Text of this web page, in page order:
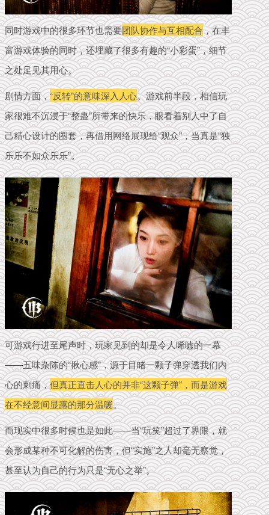
同时游戏中的很多环节也需要团队协作与互相配合，在丰
富游戏体验的同时，还埋藏了很多有趣的“小彩蛋”，细节
之处足见其用心。
剧情方面，“反转”的意味深入人心。游戏前半段，相信玩
家很难不沉浸于“整蛊”所带来的快乐，眼看着别人中了自
己精心设计的圈套，再借用网络展现给“观众”，当真是“独
乐乐不如众乐乐”。
可游戏行进至尾声时，玩家见到的却是令人唏嘘的一幕
——五味杂陈的“揪心感”，源于目睹一颗子弹穿透我们内
心的刺痛，但真正直击人心的并非“这颗子弹”，而是游戏
在不经意间显露的那分温暖。
而现实中很多时候也是如此——当“玩笑”超过了界限，就
会形成某种不可化解的伤害，但“实施”之人却毫无察觉，
甚至认为自己的行为只是“无心之举”。